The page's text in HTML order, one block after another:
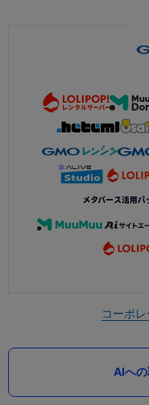
コーポ
AIへ